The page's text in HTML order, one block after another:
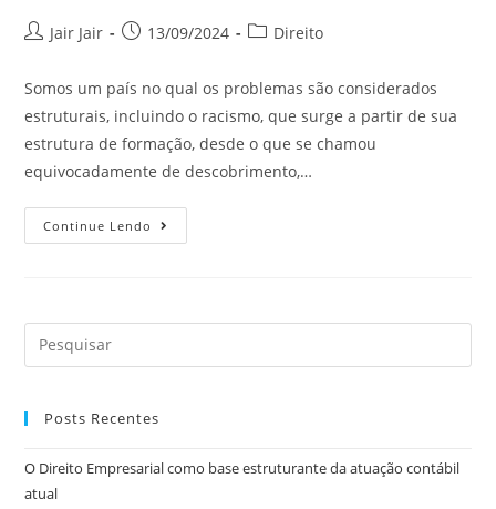
Jair Jair 13/09/2024 Direito
Somos um país no qual os problemas são considerados
estruturais, incluindo o racismo, que surge a partir de sua
estrutura de formação, desde o que se chamou
equivocadamente de descobrimento,…
Continue Lendo
Posts Recentes
O Direito Empresarial como base estruturante da atuação contábil
atual